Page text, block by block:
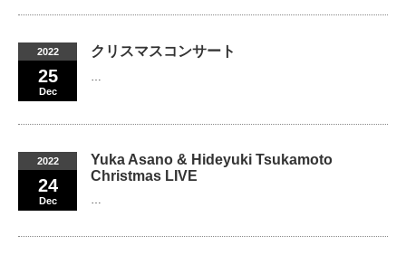
2022
25
Dec
クリスマスコンサート
…
2022
24
Dec
Yuka Asano & Hideyuki Tsukamoto
Christmas LIVE
…